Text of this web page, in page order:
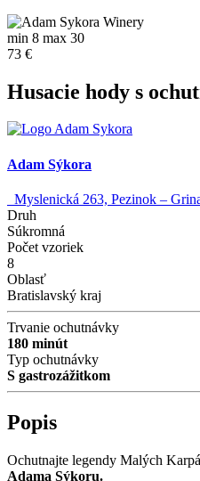
min 8 max 30
73 €
Husacie hody s
Adam Sýkora
Myslenická 263, Pezinok –
Druh
Súkromná
Počet vzoriek
8
Oblasť
Bratislavský kraj
Trvanie ochutnávky
180 minút
Typ ochutnávky
S gastrozážitkom
Popis
Ochutnajte legendy Malých
Adama Sýkoru.